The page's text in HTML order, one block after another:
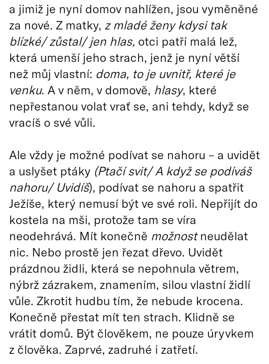
a jimiž je nyní domov nahlížen, jsou vyměněné
za nové. Z matky, z mladé ženy kdysi tak
blízké/ zůstal/ jen hlas, otci patří malá lež,
která umenší jeho strach, jenž je nyní větší
než můj vlastní: doma, to je uvnitř, které je
venku. A v něm, v domově, hlasy, které
nepřestanou volat vrať se, ani tehdy, když se
vracíš o své vůli.
Ale vždy je možné podívat se nahoru – a uvidět
a uslyšet ptáky (Ptačí svit/ A když se podíváš
nahoru/ Uvidíš), podívat se nahoru a spatřit
Ježíše, který nemusí být ve své roli. Nepřijít do
kostela na mši, protože tam se víra
neodehrává. Mít konečně možnostneudělat
nic. Nebo prostě jen řezat dřevo. Uvidět
prázdnou židli, která se nepohnula větrem,
nýbrž zázrakem, znamením, silou vlastní židlí
vůle. Zkrotit hudbu tím, že nebude krocena.
Konečně přestat mít ten strach. Klidně se
vrátit domů. Být člověkem, ne pouze úryvkem
z člověka. Zaprvé, zadruhé i zatřetí.